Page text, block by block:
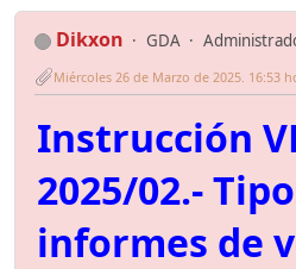
Dikxon GDA
Miércoles 26 de Marzo de 2025. 16:53
Instrucción
2025/02.-
informes de